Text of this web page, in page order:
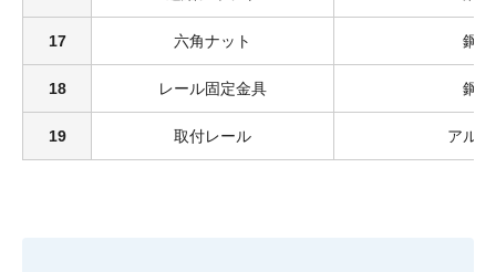
17 六角ナット 鋼
18 レール固定金具 鋼
19 取付レール アルミ